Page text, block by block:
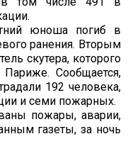
юноша погиб в
ранения. Вторым
скутера, которого
Сообщается,
192 человека,
и семи пожарных.
пожары, аварии,
газеты, за ночь